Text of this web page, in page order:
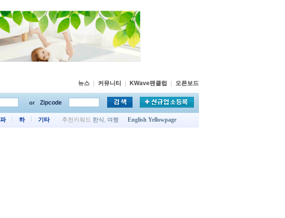
뉴스 커뮤니티 KWave팬클럽 오픈보드
or Zipcode
파 하 기타 추천키워드 한식 , 여행 English Yellowpage